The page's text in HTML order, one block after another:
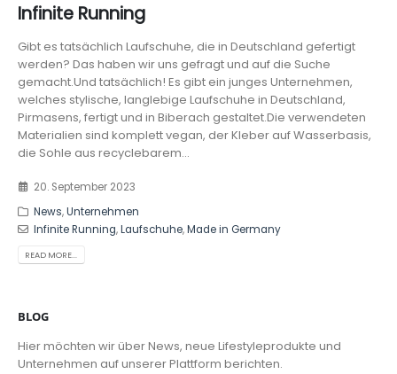
Infinite Running
Gibt es tatsächlich Laufschuhe, die in Deutschland gefertigt
werden? Das haben wir uns gefragt und auf die Suche
gemacht.Und tatsächlich! Es gibt ein junges Unternehmen,
welches stylische, langlebige Laufschuhe in Deutschland,
Pirmasens, fertigt und in Biberach gestaltet.Die verwendeten
Materialien sind komplett vegan, der Kleber auf Wasserbasis,
die Sohle aus recyclebarem...
20. September 2023
News,Unternehmen
Infinite Running,Laufschuhe,Made in Germany
READ MORE...
BLOG
Hier möchten wir über News, neue Lifestyleprodukte und
Unternehmen auf unserer Plattform berichten.